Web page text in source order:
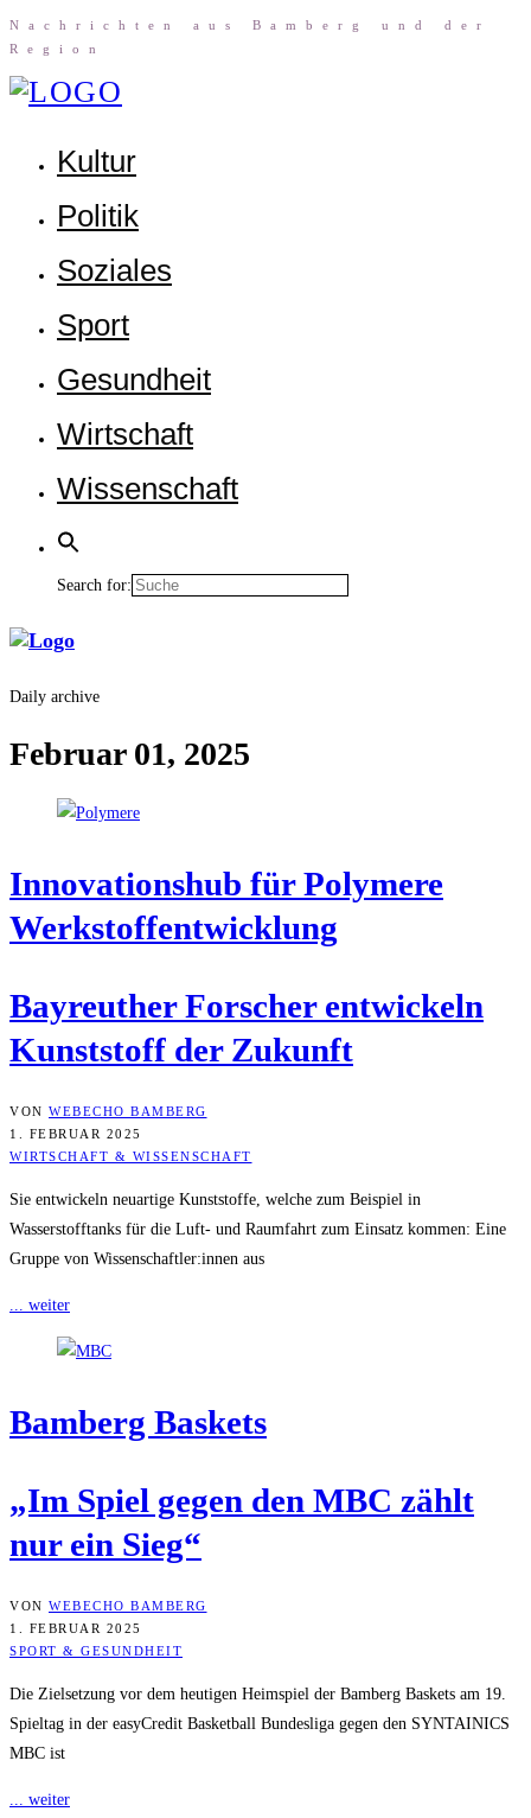
Nach­rich­ten aus Bam­berg und der
Region
Kul­tur
Poli­tik
Sozia­les
Sport
Gesund­heit
Wirt­schaft
Wis­sen­schaft
Search for:
Daily archive
Februar 01, 2025
Inno­va­ti­ons­hub für Poly­me­re
Werkstoffentwicklung
Bay­reu­ther For­scher ent­wi­ckeln
Kunst­stoff der Zukunft
VON WEBECHO BAMBERG
1. FEBRUAR 2025
WIRTSCHAFT & WISSENSCHAFT
Sie entwickeln neuartige Kunststoffe, welche zum Beispiel in
Wasserstofftanks für die Luft- und Raumfahrt zum Einsatz kommen: Eine
Gruppe von Wissenschaftler:innen aus
... weiter
Bam­berg Baskets
„Im Spiel gegen den MBC zählt
nur ein Sieg“
VON WEBECHO BAMBERG
1. FEBRUAR 2025
SPORT & GESUNDHEIT
Die Zielsetzung vor dem heutigen Heimspiel der Bamberg Baskets am 19.
Spieltag in der easyCredit Basketball Bundesliga gegen den SYNTAINICS
MBC ist
... weiter